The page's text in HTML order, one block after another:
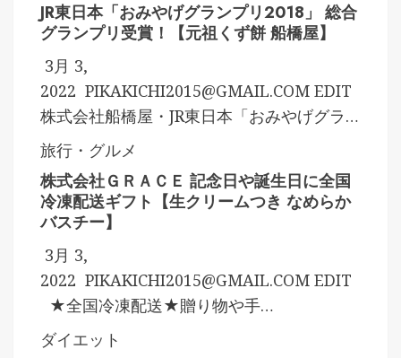
JR東日本「おみやげグランプリ2018」 総合
グランプリ受賞！【元祖くず餅 船橋屋】
3月 3,
2022 PIKAKICHI2015@GMAIL.COM EDIT
株式会社船橋屋・JR東日本「おみやげグラ…
旅行・グルメ
株式会社ＧＲＡＣＥ 記念日や誕生日に全国
冷凍配送ギフト【生クリームつき なめらか
バスチー】
3月 3,
2022 PIKAKICHI2015@GMAIL.COM EDIT
★全国冷凍配送★贈り物や手…
ダイエット